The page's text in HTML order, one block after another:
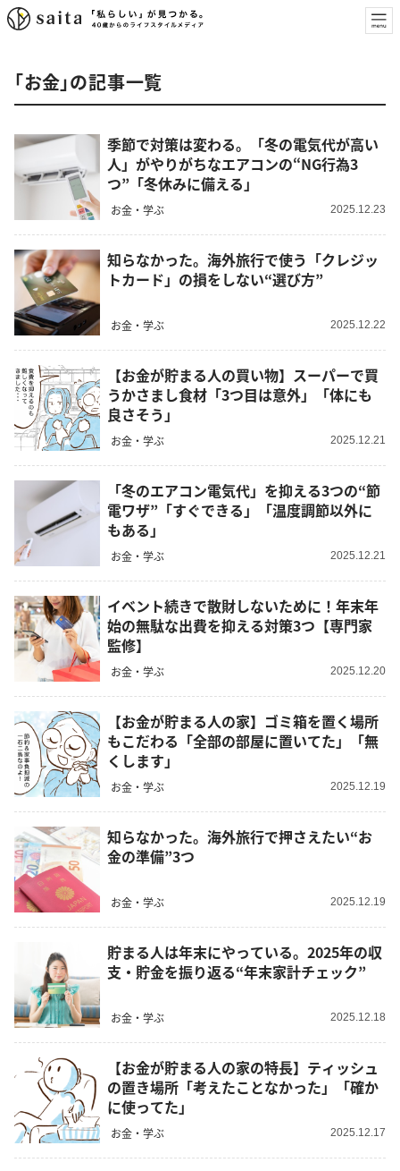
「お金」の記事一覧
季節で対策は変わる。「冬の電気代が高い
人」がやりがちなエアコンの“NG行為3
つ”「冬休みに備える」
お金・学ぶ 2025.12.23
知らなかった。海外旅行で使う「クレジッ
トカード」の損をしない“選び方”
お金・学ぶ 2025.12.22
【お金が貯まる人の買い物】スーパーで買
うかさまし食材「3つ目は意外」「体にも
良さそう」
お金・学ぶ 2025.12.21
「冬のエアコン電気代」を抑える3つの“節
電ワザ”「すぐできる」「温度調節以外に
もある」
お金・学ぶ 2025.12.21
イベント続きで散財しないために！年末年
始の無駄な出費を抑える対策3つ【専門家
監修】
お金・学ぶ 2025.12.20
【お金が貯まる人の家】ゴミ箱を置く場所
もこだわる「全部の部屋に置いてた」「無
くします」
お金・学ぶ 2025.12.19
知らなかった。海外旅行で押さえたい“お
金の準備”3つ
お金・学ぶ 2025.12.19
貯まる人は年末にやっている。2025年の収
支・貯金を振り返る“年末家計チェック”
お金・学ぶ 2025.12.18
【お金が貯まる人の家の特長】ティッシュ
の置き場所「考えたことなかった」「確か
に使ってた」
お金・学ぶ 2025.12.17